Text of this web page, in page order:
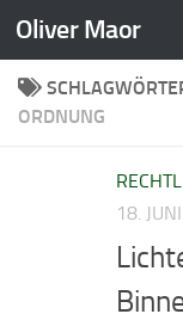
Zum Inhalt
Oliver Maor
RDNUNG
18.